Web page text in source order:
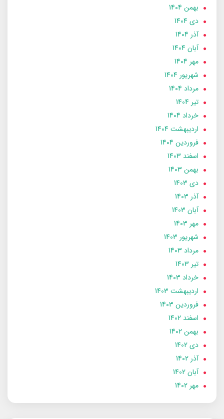
بهمن 1404
دی 1404
آذر 1404
آبان 1404
مهر 1404
شهریور 1404
مرداد 1404
تير 1404
خرداد 1404
ارديبهشت 1404
فروردین 1404
اسفند 1403
بهمن 1403
دی 1403
آذر 1403
آبان 1403
مهر 1403
شهریور 1403
مرداد 1403
تير 1403
خرداد 1403
ارديبهشت 1403
فروردین 1403
اسفند 1402
بهمن 1402
دی 1402
آذر 1402
آبان 1402
مهر 1402